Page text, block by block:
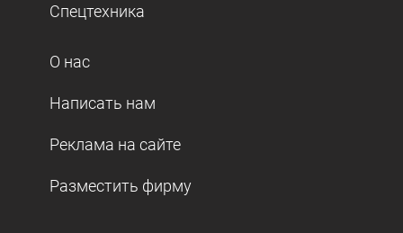
Спецтехника
О нас
Написать нам
Реклама на сайте
Разместить фирму